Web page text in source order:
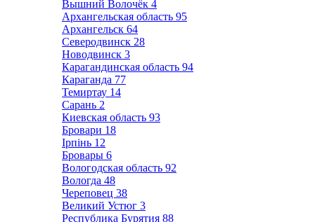
Вышний Волочёк 4
Архангельская область 95
Архангельск 64
Северодвинск 28
Новодвинск 3
Карагандинская область 94
Караганда 77
Темиртау 14
Сарань 2
Киевская область 93
Бровари 18
Ірпінь 12
Бровары 6
Вологодская область 92
Вологда 48
Череповец 38
Великий Устюг 3
Республика Бурятия 88